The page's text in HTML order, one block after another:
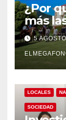
¿Por
más
5
LOCALES
SOCIEDAD